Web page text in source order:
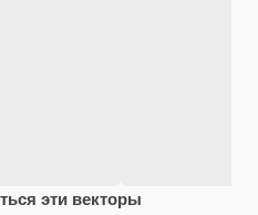
эти векторы